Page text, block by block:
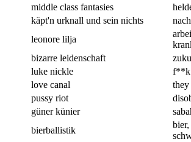
middle class fantasies
käpt'n urknall und sein nichts
leonore lilja
bizarre leidenschaft
luke nickle
f**k
love canal
they
pussy riot
güner künier
bierballistik